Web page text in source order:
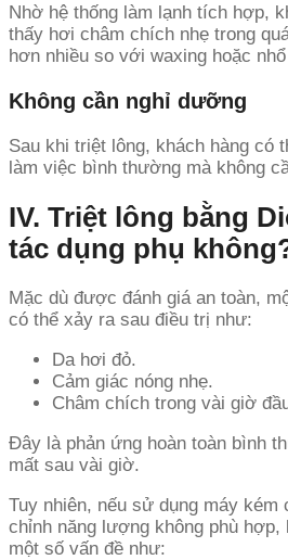
Nhờ hệ thống làm lạnh tích hợp,
thấy hơi châm chích nhẹ trong
hơn nhiều so với waxing hoặc
Không cần nghỉ dưỡng
Sau khi triệt lông, khách hàng có
làm việc bình thường mà không
IV. Triệt lông bằng
tác dụng phụ
Mặc dù được đánh giá an toàn,
có thể xảy ra sau điều trị như:
Da hơi đỏ.
Cảm giác nóng nhẹ.
Châm chích trong vài giờ
Đây là phản ứng hoàn toàn bình
mất sau vài giờ.
Tuy nhiên, nếu sử dụng máy kém
chỉnh năng lượng không phù hợp,
một số vấn đề như: